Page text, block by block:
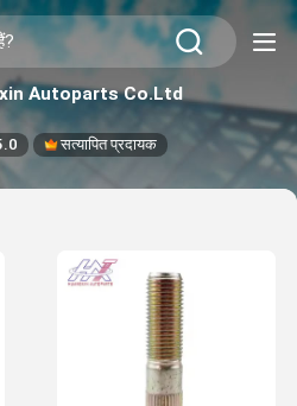
Autoparts Co.Ltd
सत्यापित प्रदायक